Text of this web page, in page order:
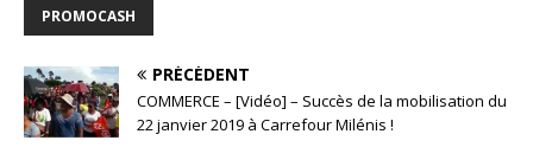
PROMOCASH
PRÉCÉDENT
COMMERCE – [Vidéo] – Succès de la mobilisation du
22 janvier 2019 à Carrefour Milénis !